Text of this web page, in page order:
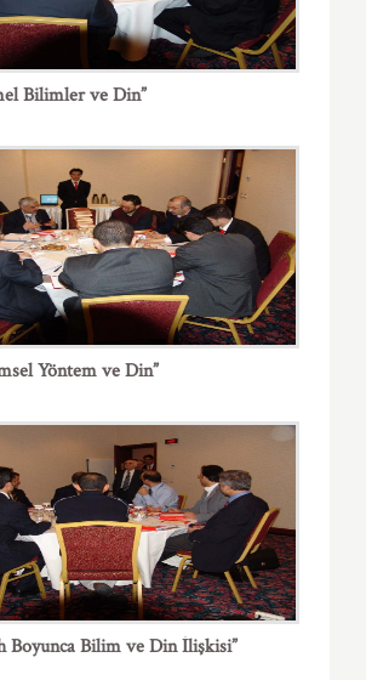
Bilimler ve Din”
Yöntem ve Din”
Boyunca Bilim ve Din İlişkisi”